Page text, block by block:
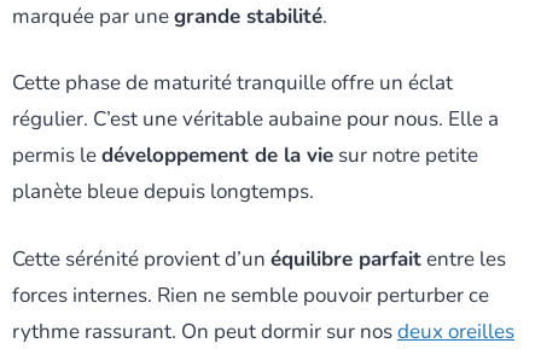
marquée par unegrande stabilité.
Cette phase de maturité tranquille offre un éclat
régulier. C’est une véritable aubaine pour nous. Elle a
permis ledéveloppement de la vie sur notre petite
planète bleue depuis longtemps.
Cette sérénité provient d’un équilibre parfaitentre les
forces internes. Rien ne semble pouvoir perturber ce
rythme rassurant. On peut dormir sur nosdeux oreilles